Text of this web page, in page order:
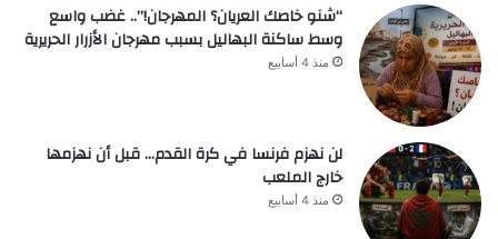
“شنو خاصك العريان؟ المهرجان!”.. غضب واسع
وسط ساكنة البهاليل بسبب مهرجان الأزرار الحريرية
منذ 4 أسابيع
لن نهزم فرنسا في كرة القدم… قبل أن نهزمها
خارج الملعب
منذ 4 أسابيع